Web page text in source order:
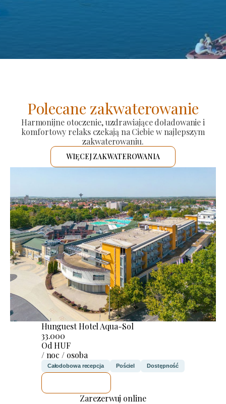
Polecane zakwaterowanie
Harmonijne otoczenie, uzdrawiające doładowanie i
komfortowy relaks czekają na Ciebie w najlepszym
zakwaterowaniu.
WIĘCEJ ZAKWATEROWANIA
Hunguest Hotel Aqua-Sol
33.000
Od HUF
/ noc / osoba
Całodobowa recepcja Pościel Dostępność
Zarezerwuj online